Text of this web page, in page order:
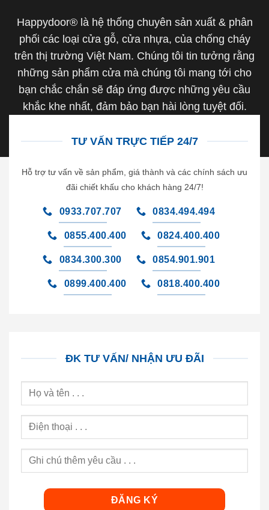
Happydoor® là hệ thống chuyên sản xuất & phân
phối các loại cửa gỗ, cửa nhựa, của chống cháy
trên thị trường Việt Nam. Chúng tôi tin tưởng rằng
những sản phẩm cửa mà chúng tôi mang tới cho
bạn chắc chắn sẽ đáp ứng được những yêu cầu
khắc khe nhất, đảm bảo bạn hài lòng tuyệt đối.
TƯ VẤN TRỰC TIẾP 24/7
Hỗ trợ tư vấn về sản phẩm, giá thành và các chính sách ưu
đãi chiết khấu cho khách hàng 24/7!
0933.707.707 0834.494.494
0855.400.400 0824.400.400
0834.300.300 0854.901.901
0899.400.400 0818.400.400
ĐK TƯ VẤN/ NHẬN ƯU ĐÃI